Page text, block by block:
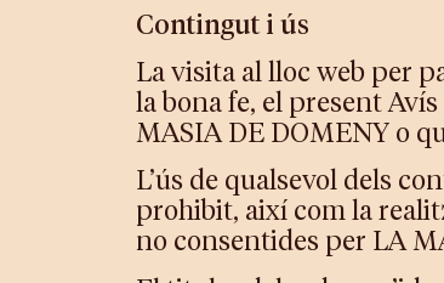
Contingut i ús
La visita al lloc web per
la bona fe, el present
MASIA DE DOMENY o
L’ús de qualsevol dels
prohibit, així com la
no consentides per LA